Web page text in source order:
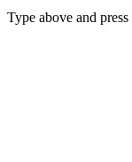
Type above and press